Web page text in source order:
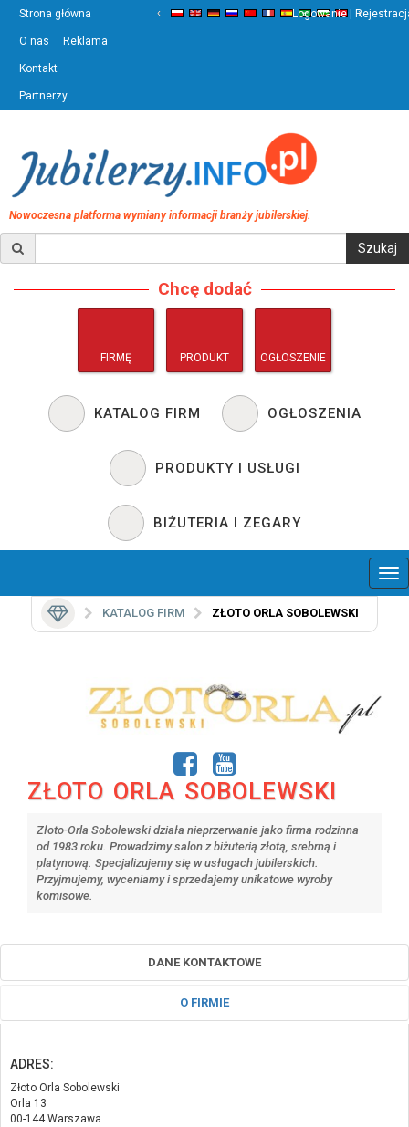
Strona główna
O nas Reklama
Kontakt
Partnerzy
‹ ›
Logowanie |
Nowoczesna platforma wymiany informacji branży jubilerskiej.
Chcę dodać
FIRMĘ PRODUKT OGŁOSZENIE
KATALOG FIRM OGŁOSZENIA
PRODUKTY I USŁUGI
BIŻUTERIA I ZEGARY
KATALOG FIRM ZŁOTO ORLA SOBOLEWSKI
ZŁOTO ORLA SOBOLEWSKI
Złoto-Orla Sobolewski działa nieprzerwanie jako firma rodzinna
od 1983 roku. Prowadzimy salon z biżuterią złotą, srebrną i
platynową. Specjalizujemy się w usługach jubilerskich.
Przyjmujemy, wyceniamy i sprzedajemy unikatowe wyroby
komisowe.
DANE KONTAKTOWE
O FIRMIE
ADRES:
Złoto Orla Sobolewski
Orla 13
00-144 Warszawa